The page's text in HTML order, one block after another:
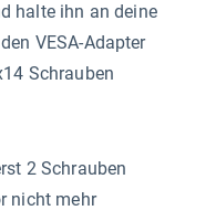
halte ihn an deine
VESA-Adapter
Schrauben
2 Schrauben
nicht mehr